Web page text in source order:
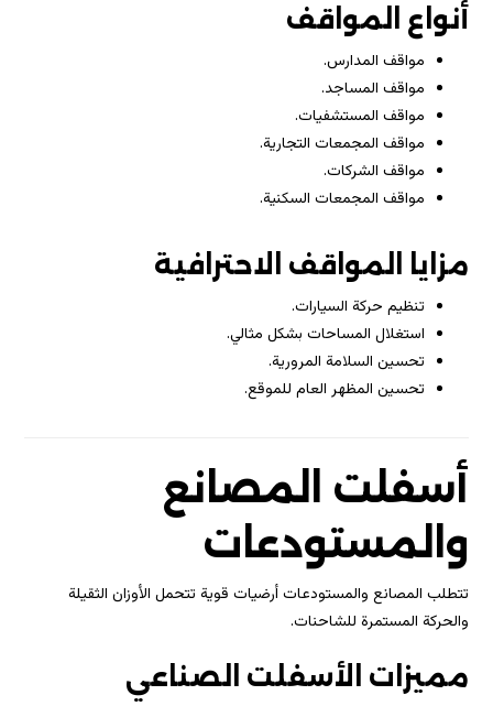
أنواع المواقف
مواقف المدارس.
مواقف المساجد.
مواقف المستشفيات.
مواقف المجمعات التجارية.
مواقف الشركات.
مواقف المجمعات السكنية.
مزايا المواقف الاحترافية
تنظيم حركة السيارات.
استغلال المساحات بشكل مثالي.
تحسين السلامة المرورية.
تحسين المظهر العام للموقع.
أسفلت المصانع
والمستودعات
تتطلب المصانع والمستودعات أرضيات قوية تتحمل الأوزان الثقيلة
والحركة المستمرة للشاحنات.
مميزات الأسفلت الصناعي